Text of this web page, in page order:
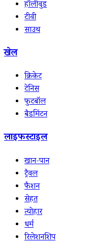
हॉलीवुड
टीवी
साउथ
खेल
क्रिकेट
टेनिस
फुटबॉल
बैडमिंटन
लाइफस्टाइल
खान-पान
ट्रैवल
फैशन
सेहत
त्योहार
धर्म
रिलेशनशिप